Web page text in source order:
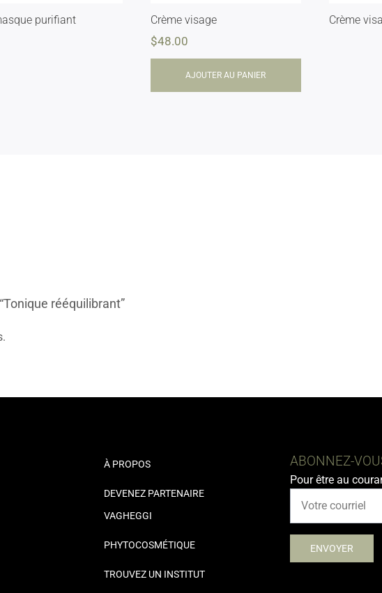
purifiant Crème visage
$48.00
AJOUTER AU PANIER
Crème
rééquilibrant”
À PROPOS
DEVENEZ PARTENAIRE
VAGHEGGI
PHYTOCOSMÉTIQUE
TROUVEZ UN INSTITUT
ABONNEZ-
Pour être au